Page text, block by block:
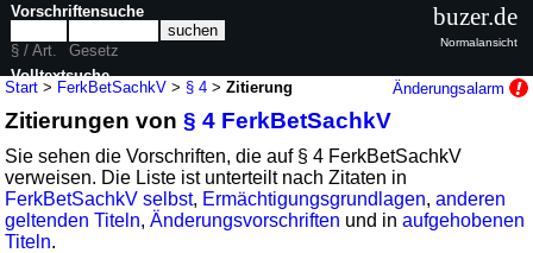
Start > FerkBetSachkV > § 4 >Zitierung Änderungsalarm
Zitierungen von§ 4 FerkBetSachkV
Sie sehen die Vorschriften, die auf § 4 FerkBetSachkV
verweisen. Die Liste ist unterteilt nach Zitaten in
FerkBetSachkV selbst, Ermächtigungsgrundlagen,anderen
geltenden Titeln,Änderungsvorschriften und inaufgehobenen
Titeln.
Vorschriftensuche
§ / Art.
Gesetz
Volltextsuche
nur in FerkBetSachkV
buzer.de
Normalansicht